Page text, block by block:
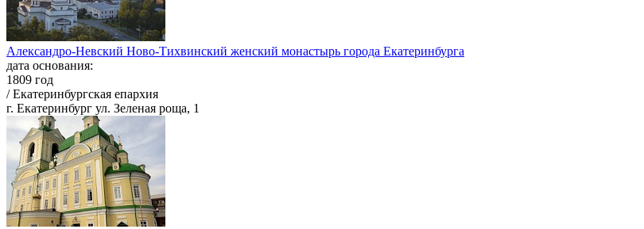
Александро-Невский Ново-Тихвинский женский монастырь города Екатеринбурга
дата основания:
1809 год
/ Екатеринбургская епархия
г. Екатеринбург ул. Зеленая роща, 1